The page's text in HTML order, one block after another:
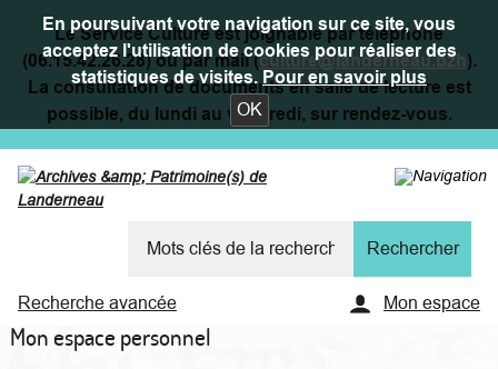
En poursuivant votre navigation sur ce site, vous
acceptez l'utilisation de cookies pour réaliser des
statistiques de visites.Pour en savoir plus
OK
Le Service Culture est joignable par téléphone
(06.15.42.26.28) ou par mail (culture@landerneau.bzh).
La consultation de documents en salle de lecture est
possible, du lundi au vendredi, sur rendez-vous.
Recherche avancée Mon espace
Mon espace personnel